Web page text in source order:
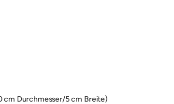
cm Durchmesser/5 cm Breite)